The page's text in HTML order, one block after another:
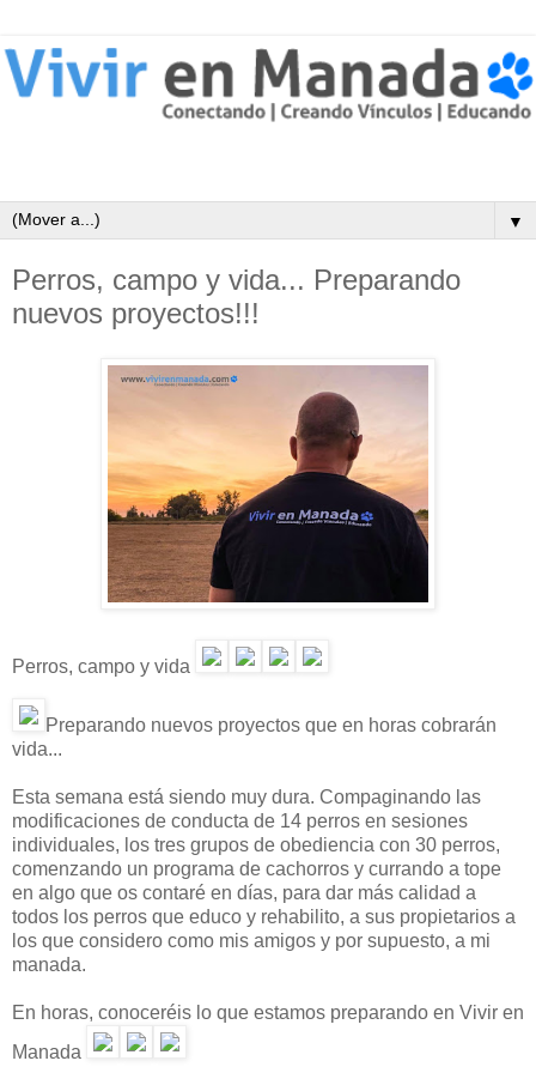
▼
Perros, campo y vida... Preparando
nuevos proyectos!!!
Perros, campo y vida
Preparando nuevos proyectos que en horas cobrarán
vida...
Esta semana está siendo muy dura. Compaginando las
modificaciones de conducta de 14 perros en sesiones
individuales, los tres grupos de obediencia con 30 perros,
comenzando un programa de cachorros y currando a tope
en algo que os contaré en días, para dar más calidad a
todos los perros que educo y rehabilito, a sus propietarios a
los que considero como mis amigos y por supuesto, a mi
manada.
En horas, conoceréis lo que estamos preparando en Vivir en
Manada